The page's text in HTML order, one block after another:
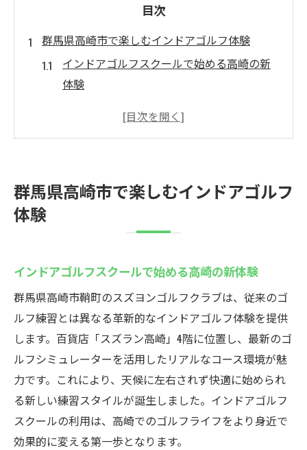
目次
群馬県高崎市で楽しむインドアゴルフ体験
インドアゴルフスクールで始める高崎の新
体験
高崎のインドアゴルフスクールでスキル向
高崎で話題のインドアゴルフスクールの魅
初心者も安心のインドアゴルフスクール体
快適なインドアゴルフスクール選びのコツ
スズヨンゴルフクラブでの最新ゴルフ練習法
インドアゴルフスクールで学ぶ最新練習メ
ソッド
ゴルフシミュレーター活用の練習法を解説
プロも認めるインドアゴルフスクールの指
導力
インドアゴルフスクールでレベル別上達を
群馬県高崎市で楽しむインドアゴルフ
体験
インドアゴルフスクールで始める高崎の新体験
群馬県高崎市鞘町のスズヨンゴルフクラブは、従来のゴ
ルフ練習とは異なる革新的なインドアゴルフ体験を提供
します。百貨店「スズラン高崎」4階に位置し、最新のゴ
ルフシミュレーターを活用したリアルなコース環境が魅
力です。これにより、天候に左右されず快適に始められ
る新しい練習スタイルが誕生しました。インドアゴルフ
スクールの利用は、高崎でのゴルフライフをより身近で
効果的に変える第一歩となります。